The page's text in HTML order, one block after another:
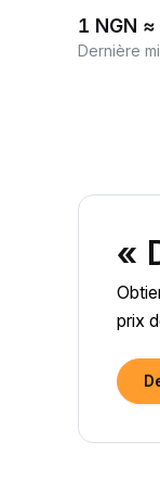
1 NGN
Dernière
«
prix